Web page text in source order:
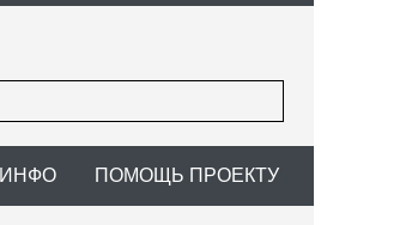
ИНФО ПОМОЩЬ ПРОЕКТУ